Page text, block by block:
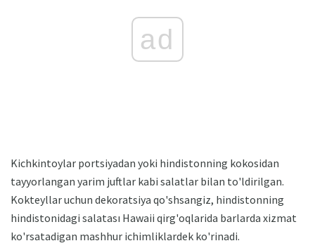
ad
Kichkintoylar portsiyadan yoki hindistonning kokosidan
tayyorlangan yarim juftlar kabi salatlar bilan to'ldirilgan.
Kokteyllar uchun dekoratsiya qo'shsangiz, hindistonning
hindistonidagi salatası Hawaii qirg'oqlarida barlarda xizmat
ko'rsatadigan mashhur ichimliklardek ko'rinadi.